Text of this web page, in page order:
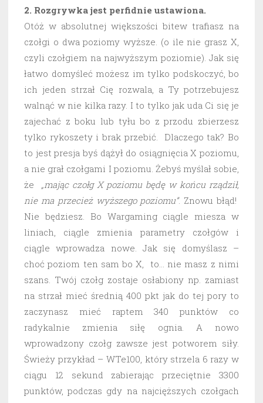
2. Rozgrywka jest perfidnie ustawiona.
Otóż w absolutnej większości bitew trafiasz na
czołgi o dwa poziomy wyższe. (o ile nie grasz X,
czyli czołgiem na najwyższym poziomie). Jak się
łatwo domyśleć możesz im tylko podskoczyć, bo
ich jeden strzał Cię rozwala, a Ty potrzebujesz
walnąć w nie kilka razy. I to tylko jak uda Ci się je
zajechać z boku lub tyłu bo z przodu zbierzesz
tylko rykoszety i brak przebić. Dlaczego tak? Bo
to jest presja byś dążył do osiągnięcia X poziomu,
a nie grał czołgami I poziomu. Żebyś myślał sobie,
że „mając czołg X poziomu będę w końcu rządził,
nie ma przecież wyższego poziomu”. Znowu błąd!
Nie będziesz. Bo Wargaming ciągle miesza w
liniach, ciągle zmienia parametry czołgów i
ciągle wprowadza nowe. Jak się domyślasz –
choć poziom ten sam bo X, to… nie masz z nimi
szans. Twój czołg zostaje osłabiony np. zamiast
na strzał mieć średnią 400 pkt jak do tej pory to
zaczynasz mieć raptem 340 punktów co
radykalnie zmienia siłę ognia. A nowo
wprowadzony czołg zawsze jest potworem siły.
Świeży przykład – WTe100, który strzela 6 razy w
ciągu 12 sekund zabierając przeciętnie 3300
punktów, podczas gdy na najcięższych czołgach